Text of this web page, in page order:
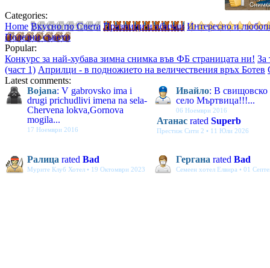
Categories:
Home Вкусно по Света Празници и обичаи Интересно и
Полезни съвети
Popular:
Конкурс за най-хубава зимна снимка във ФБ страницата ни! За
(част 1) Априлци - в подножието на величествения връх Ботев
Latest comments:
Bojana: V gabrovsko ima i
drugi prichudlivi imena na sela-
Chervena lokva,Gornova
mogila...
17 Ноември 2016
Ивайло: В свищовско
село Мъртвица!!!...
06 Ноември 2016
Атанас rated Superb
Престиж Сити 2 • 11 Юли 2026
Ралица rated Bad
Мурите Клуб Хотел • 19 Октомври 2023
Гергана rated Bad
Семеен хотел Елвира • 01